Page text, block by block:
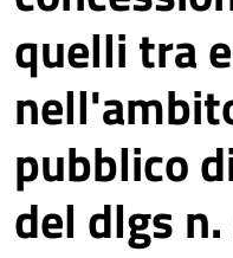
quelli tra
pubblico
del dlgs